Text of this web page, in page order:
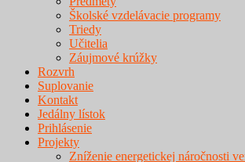
Školské vzdelávacie programy
Triedy
Učitelia
Záujmové krúžky
Rozvrh
Suplovanie
Kontakt
Jedálny lístok
Prihlásenie
Projekty
Zníženie energetickej náročnosti